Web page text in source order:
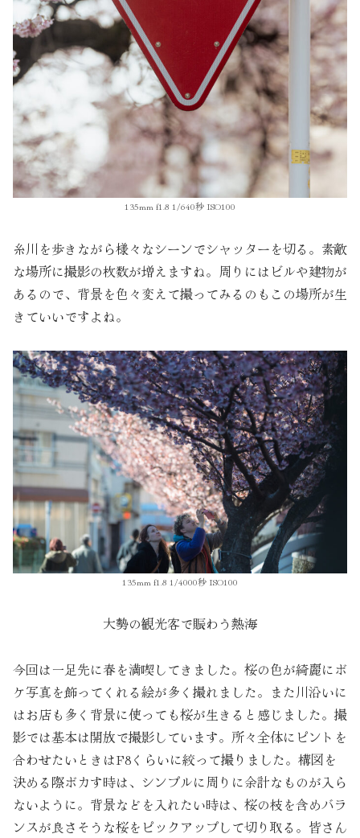
135mm f1.8 1/640秒 ISO100
糸川を歩きながら様々なシーンでシャッターを切る。素敵
な場所に撮影の枚数が増えますね。周りにはビルや建物が
あるので、背景を色々変えて撮ってみるのもこの場所が生
きていいですよね。
135mm f1.8 1/4000秒 ISO100
大勢の観光客で賑わう熱海
今回は一足先に春を満喫してきました。桜の色が綺麗にボ
ケ写真を飾ってくれる絵が多く撮れました。また川沿いに
はお店も多く背景に使っても桜が生きると感じました。撮
影では基本は開放で撮影しています。所々全体にピントを
合わせたいときはF8くらいに絞って撮りました。構図を
決める際ボカす時は、シンプルに周りに余計なものが入ら
ないように。背景などを入れたい時は、桜の枝を含めバラ
ンスが良さそうな桜をピックアップして切り取る。皆さん